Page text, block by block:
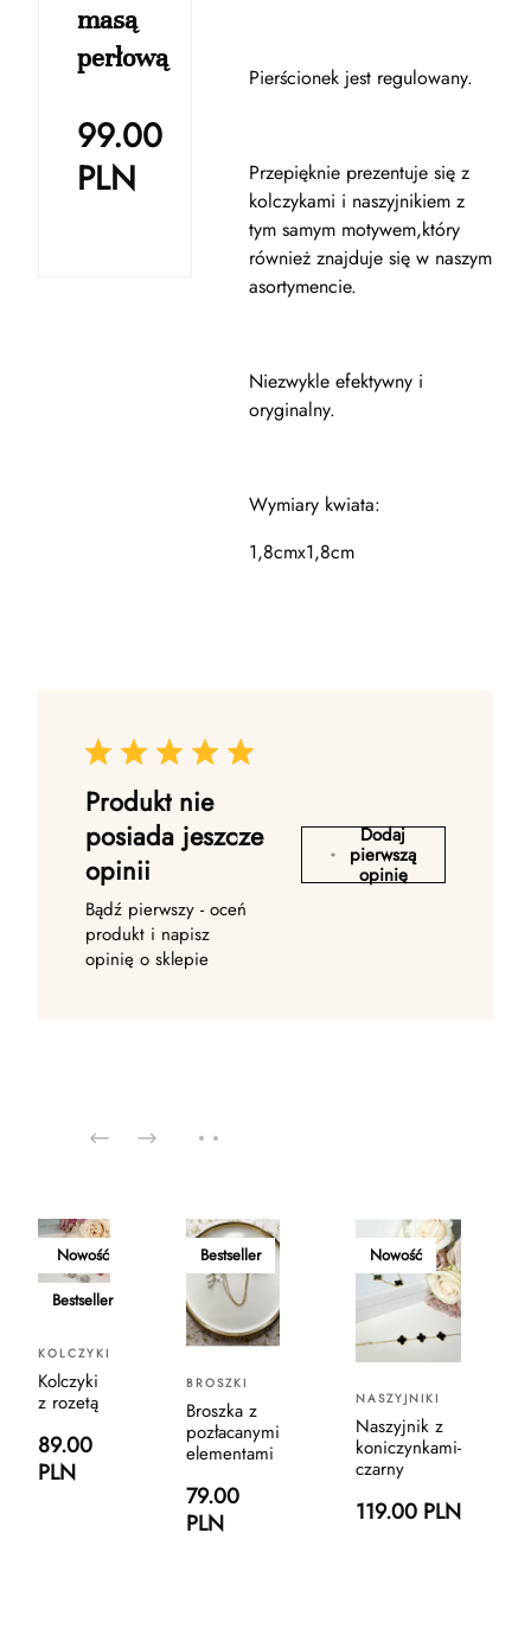
masą
perłową
99.00
PLN
Pierścionek jest regulowany.
Przepięknie prezentuje się z
kolczykami i naszyjnikiem z
tym samym motywem,który
również znajduje się w naszym
asortymencie.
Niezwykle efektywny i
oryginalny.
Wymiary kwiata:
1,8cmx1,8cm
Produkt nie
posiada jeszcze
opinii
Bądź pierwszy - oceń
produkt i napisz
opinię o sklepie
Dodaj
pierwszą
opinię
Nowość
Bestseller
KOLCZYKI
Kolczyki
z rozetą
89.00
PLN
Bestseller
BROSZKI
Broszka z
pozłacanymi
elementami
79.00
PLN
Nowość
NASZYJNIKI
Naszyjnik z
koniczynkami-
czarny
119.00 PLN